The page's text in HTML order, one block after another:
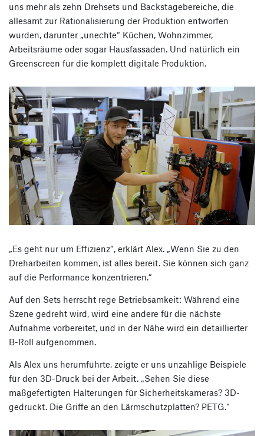
uns mehr als zehn Drehsets und Backstagebereiche, die
allesamt zur Rationalisierung der Produktion entworfen
wurden, darunter „unechte“ Küchen, Wohnzimmer,
Arbeitsräume oder sogar Hausfassaden. Und natürlich ein
Greenscreen für die komplett digitale Produktion.
„Es geht nur um Effizienz“, erklärt Alex. „Wenn Sie zu den
Dreharbeiten kommen, ist alles bereit. Sie können sich ganz
auf die Performance konzentrieren.“
Auf den Sets herrscht rege Betriebsamkeit: Während eine
Szene gedreht wird, wird eine andere für die nächste
Aufnahme vorbereitet, und in der Nähe wird ein detaillierter
B-Roll aufgenommen.
Als Alex uns herumführte, zeigte er uns unzählige Beispiele
für den 3D-Druck bei der Arbeit. „Sehen Sie diese
maßgefertigten Halterungen für Sicherheitskameras? 3D-
gedruckt. Die Griffe an den Lärmschutzplatten? PETG.“